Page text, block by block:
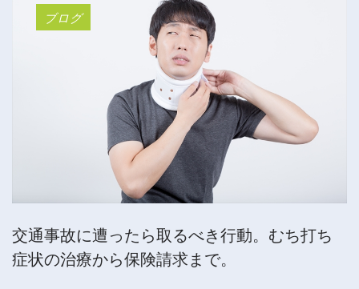
ブログ
交通事故に遭ったら取るべき行動。むち打ち
症状の治療から保険請求まで。